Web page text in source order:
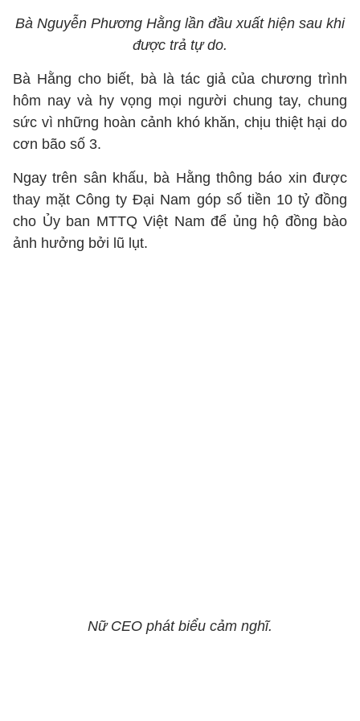
Bà Nguyễn Phương Hằng lần đầu xuất hiện sau khi
được trả tự do.
Bà Hằng cho biết, bà là tác giả của chương trình
hôm nay và hy vọng mọi người chung tay, chung
sức vì những hoàn cảnh khó khăn, chịu thiệt hại do
cơn bão số 3.
Ngay trên sân khấu, bà Hằng thông báo xin được
thay mặt Công ty Đại Nam góp số tiền 10 tỷ đồng
cho Ủy ban MTTQ Việt Nam để ủng hộ đồng bào
ảnh hưởng bởi lũ lụt.
Nữ CEO phát biểu cảm nghĩ.